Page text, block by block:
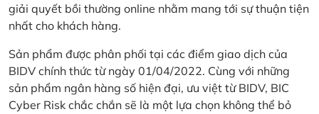
giải quyết bồi thường online nhằm mang tới sự thuận tiện
nhất cho khách hàng.
Sản phẩm được phân phối tại các điểm giao dịch của
BIDV chính thức từ ngày 01/04/2022. Cùng với những
sản phẩm ngân hàng số hiện đại, ưu việt từ BIDV, BIC
Cyber Risk chắc chắn sẽ là một lựa chọn không thể bỏ